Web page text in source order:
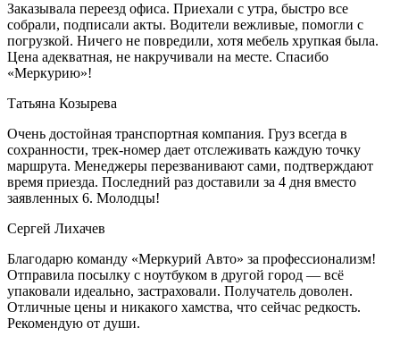
Заказывала переезд офиса. Приехали с утра, быстро все
собрали, подписали акты. Водители вежливые, помогли с
погрузкой. Ничего не повредили, хотя мебель хрупкая была.
Цена адекватная, не накручивали на месте. Спасибо
«Меркурию»!
Татьяна Козырева
Очень достойная транспортная компания. Груз всегда в
сохранности, трек-номер дает отслеживать каждую точку
маршрута. Менеджеры перезванивают сами, подтверждают
время приезда. Последний раз доставили за 4 дня вместо
заявленных 6. Молодцы!
Сергей Лихачев
Благодарю команду «Меркурий Авто» за профессионализм!
Отправила посылку с ноутбуком в другой город — всё
упаковали идеально, застраховали. Получатель доволен.
Отличные цены и никакого хамства, что сейчас редкость.
Рекомендую от души.